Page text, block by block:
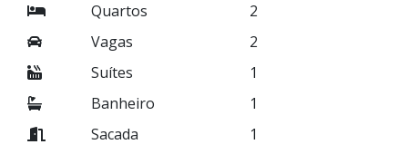
Quartos
2
Vagas
2
Suítes
1
Banheiro
1
Sacada
1